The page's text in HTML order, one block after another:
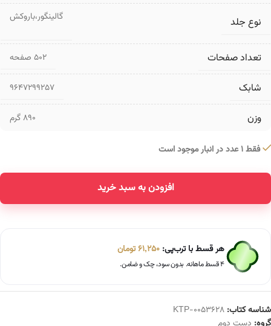
نوع جلد گالینگور،باروکش
تعداد صفحات ۵۰۲ صفحه
شابک 9647299257
وزن 890 گرم
فقط 1 عدد در انبار موجود است
افزودن به سبد خرید
هر قسط با ترب‌پی: 61,250تومان
۴ قسط ماهانه. بدون سود، چک و ضامن.
شناسه کتاب: KTP-0053628